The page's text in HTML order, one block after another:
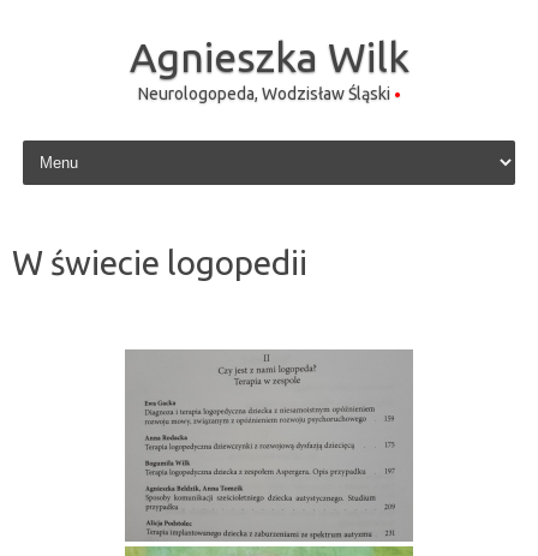
Agnieszka Wilk
Neurologopeda, Wodzisław Śląski
Skip to content
W świecie logopedii